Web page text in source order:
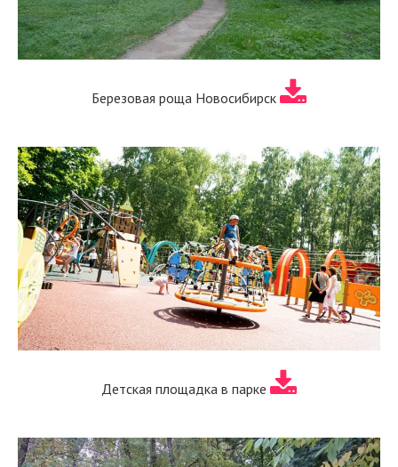
Березовая роща Новосибирск
Детская площадка в парке